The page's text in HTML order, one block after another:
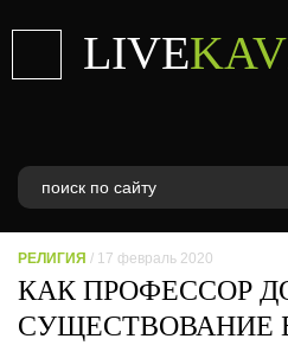
LIVE
РЕЛИГИЯ / 17 февраль 2020
КАК ПРОФЕССОР
СУЩЕСТВОВАНИЕ